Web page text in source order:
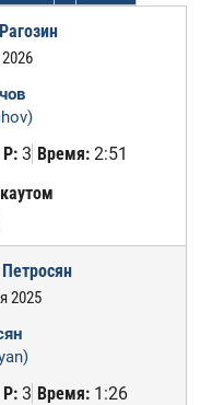
Р:3 Время:2:51
2025
Р:3 Время:1:26